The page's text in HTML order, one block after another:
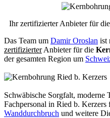
Ihr zertifizierter Anbieter für die
Das Team um Damir Oroslan ist
zertifizierterAnbieter für die
der gesamten Region um
Schwäbische Sorgfalt, moderne
Fachpersonal in Ried b. Kerzers
Wanddurchbruch und weitere